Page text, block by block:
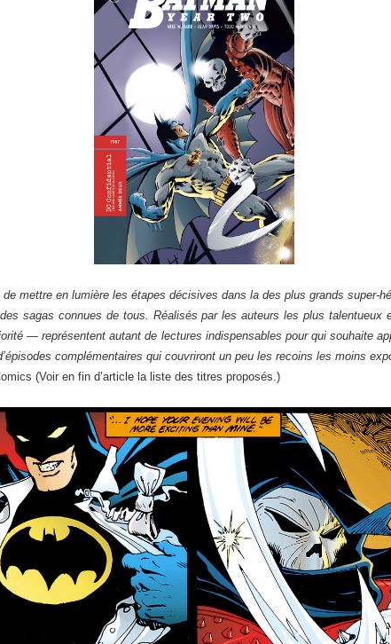
de mettre en lumière les étapes décisives dans la des plus grands super-
sagas connues de tous. Réalisés par les auteurs les plus talentueux
— représentent autant de lectures indispensables pour qui souhaite
complémentaires qui couvriront un peu les recoins les moins
(Voir en fin d’article la liste des titres proposés.)